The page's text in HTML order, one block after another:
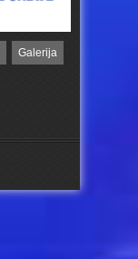
Galerija